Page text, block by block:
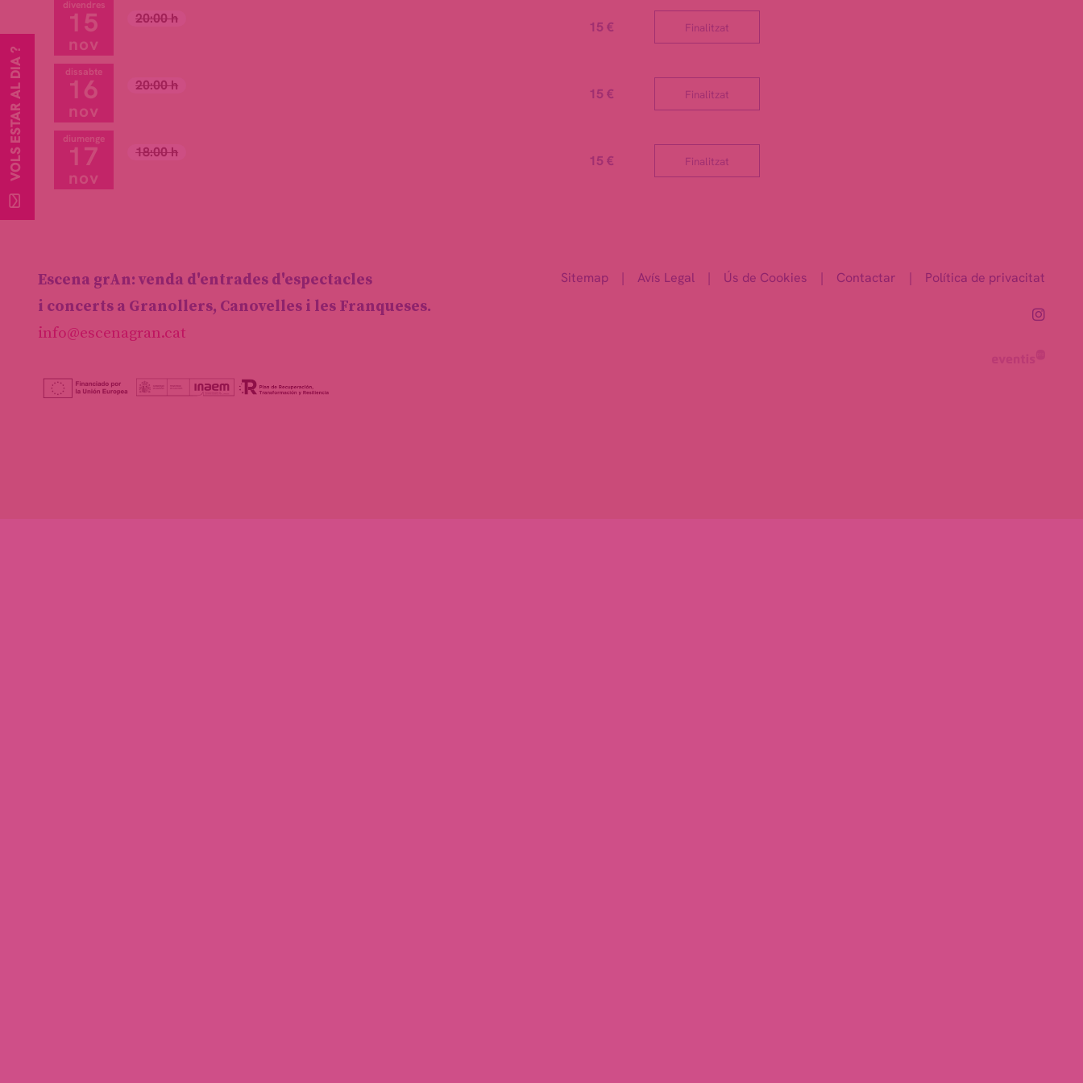
VOLS ESTAR AL DIA ?
divendres
15
nov
20:00 h
15 € Finalitzat
dissabte
16
nov
20:00 h
15 € Finalitzat
diumenge
17
nov
18:00 h
15 € Finalitzat
Escena grAn: venda d'entrades d'espectacles
i concerts a Granollers, Canovelles i les Franqueses.
info@escenagran.cat
Sitemap | Avís Legal | Ús de Cookies | Contactar | Política de privacitat
Link